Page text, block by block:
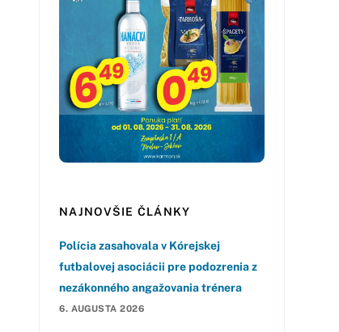
NAJNOVŠIE ČLÁNKY
Polícia zasahovala v Kórejskej
futbalovej asociácii pre podozrenia z
nezákonného angažovania trénera
6. AUGUSTA 2026